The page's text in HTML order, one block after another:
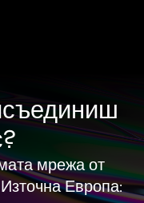
мрежа от
Европа: